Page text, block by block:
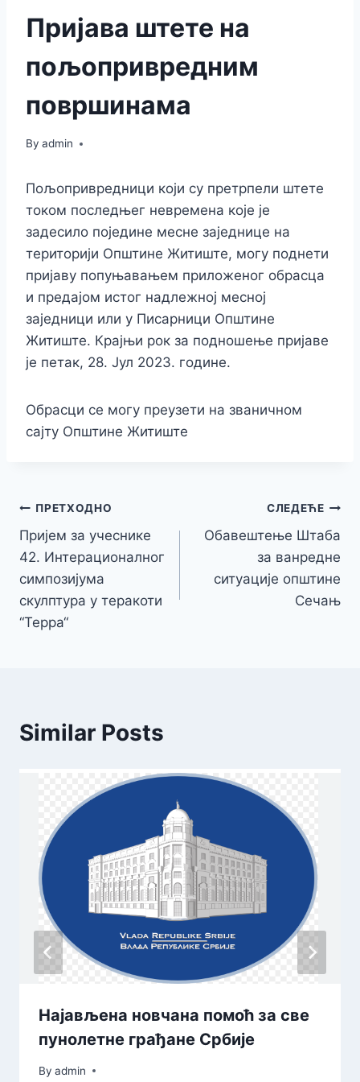
Пријава штете на
пољопривредним
површинама
By admin
Пољопривредници који су претрпели штете
током последњег невремена које је
задесило поједине месне заједнице на
територији Општине Житиште, могу поднети
пријаву попуњавањем приложеног обрасца
и предајом истог надлежној месној
заједници или у Писарници Општине
Житиште. Крајњи рок за подношење пријаве
је петак, 28. Јул 2023. године.
Обрасци се могу преузети на званичном
сајту Општине Житиште
Кретање
чланка
ПРЕТХОДНО
Пријем за учеснике
42. Интерационалног
симпозијума
скулптура у теракоти
“Терра“
СЛЕДЕЋЕ
Обавештење Штаба
за ванредне
ситуације општине
Сечањ
Similar Posts
Најављена новчана помоћ за све
пунолетне грађане Србије
By admin